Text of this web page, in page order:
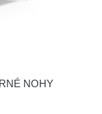
NOHY